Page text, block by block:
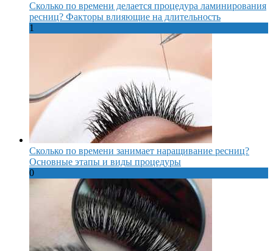
Сколько по времени делается процедура ламинирования
ресниц? Факторы влияющие на длительность
1
Сколько по времени занимает наращивание ресниц?
Основные этапы и виды процедуры
0